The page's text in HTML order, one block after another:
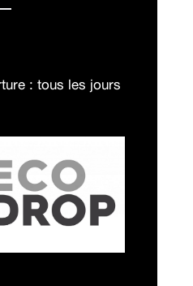
: tous les jours